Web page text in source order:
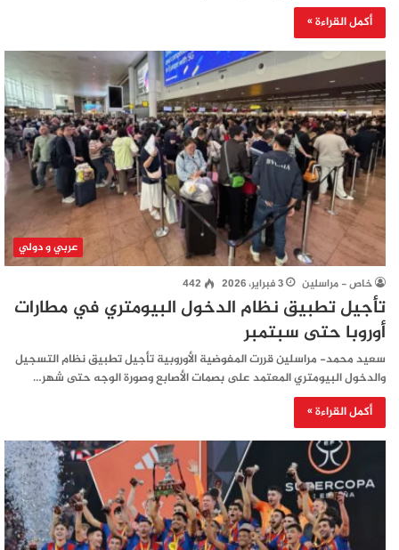
أكمل القراءة »
عربي و دولي
خاص - مراسلين 3 فبراير، 2026 442
تأجيل تطبيق نظام الدخول البيومتري في مطارات
أوروبا حتى سبتمبر
سعيد محمد- مراسلين قررت المفوضية الأوروبية تأجيل تطبيق نظام التسجيل
والدخول البيومتري المعتمد على بصمات الأصابع وصورة الوجه حتى شهر…
أكمل القراءة »